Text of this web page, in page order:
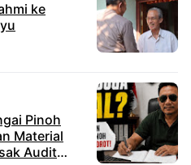
ke
Pinoh
Material
Audit